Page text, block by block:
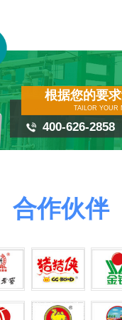
根据您的要
TAILOR YOUR
400-626-2858
合作伙伴